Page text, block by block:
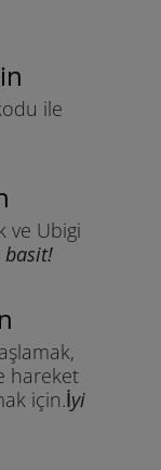
ile
ve Ubigi
basit!
hareket
için.İyi